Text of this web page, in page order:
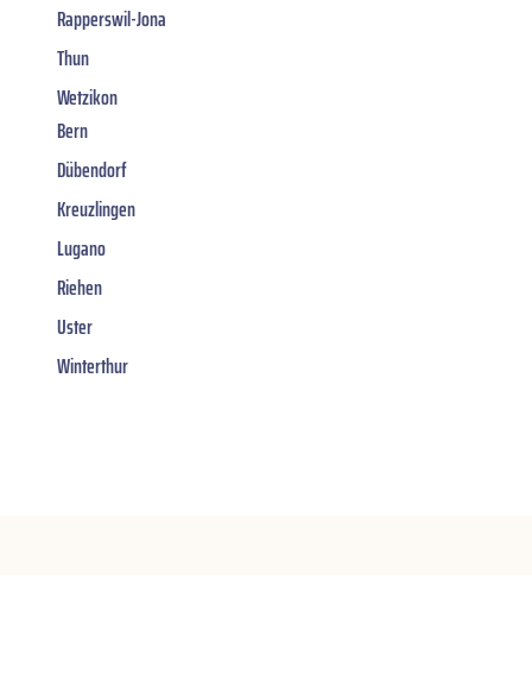
Rapperswil-Jona
Thun
Wetzikon
Bern
Dübendorf
Kreuzlingen
Lugano
Riehen
Uster
Winterthur